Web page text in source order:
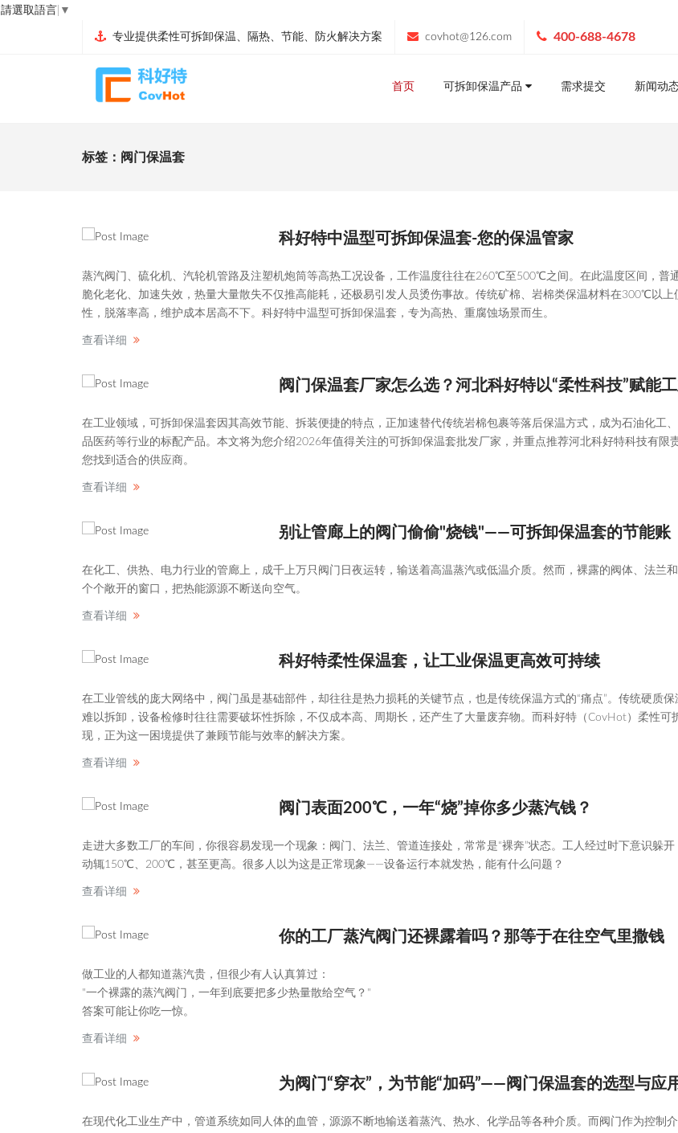
請選取語言 ▼
专业提供柔性可拆卸保温、隔热、节能、防火解决方案 covhot@126.com 400-688-4678
首页 可拆卸保温产品 需求提交 新闻动
标签：阀门保温套
科好特中温型可拆卸保温套-您的保温管家
蒸汽阀门、硫化机、汽轮机管路及注塑机炮筒等高热工况设备，工作温度往往在260℃至500℃之间。在此温度区间，普
脆化老化、加速失效，热量大量散失不仅推高能耗，还极易引发人员烫伤事故。传统矿棉、岩棉类保温材料在300℃以上
性，脱落率高，维护成本居高不下。科好特中温型可拆卸保温套，专为高热、重腐蚀场景而生。
查看详细
阀门保温套厂家怎么选？河北科好特以“柔性科技”赋能
在工业领域，可拆卸保温套因其高效节能、拆装便捷的特点，正加速替代传统岩棉包裹等落后保温方式，成为石油化工
品医药等行业的标配产品。本文将为您介绍2026年值得关注的可拆卸保温套批发厂家，并重点推荐河北科好特科技有限
您找到适合的供应商。
查看详细
别让管廊上的阀门偷偷"烧钱"——可拆卸保温套的节能账
在化工、供热、电力行业的管廊上，成千上万只阀门日夜运转，输送着高温蒸汽或低温介质。然而，裸露的阀体、法兰
个个敞开的窗口，把热能源源不断送向空气。
查看详细
科好特柔性保温套，让工业保温更高效可持续
在工业管线的庞大网络中，阀门虽是基础部件，却往往是热力损耗的关键节点，也是传统保温方式的“痛点”。传统硬质保
难以拆卸，设备检修时往往需要破坏性拆除，不仅成本高、周期长，还产生了大量废弃物。而科好特（CovHot）柔性可
现，正为这一困境提供了兼顾节能与效率的解决方案。
查看详细
阀门表面200℃，一年“烧”掉你多少蒸汽钱？
走进大多数工厂的车间，你很容易发现一个现象：阀门、法兰、管道连接处，常常是“裸奔”状态。工人经过时下意识躲
动辄150℃、200℃，甚至更高。很多人以为这是正常现象——设备运行本就发热，能有什么问题？
查看详细
你的工厂蒸汽阀门还裸露着吗？那等于在往空气里撒钱
做工业的人都知道蒸汽贵，但很少有人认真算过：
"一个裸露的蒸汽阀门，一年到底要把多少热量散给空气？"
答案可能让你吃一惊。
查看详细
为阀门“穿衣”，为节能“加码”——阀门保温套的选型与应
在现代化工业生产中，管道系统如同人体的血管，源源不断地输送着蒸汽、热水、化学品等各种介质。而阀门作为控制